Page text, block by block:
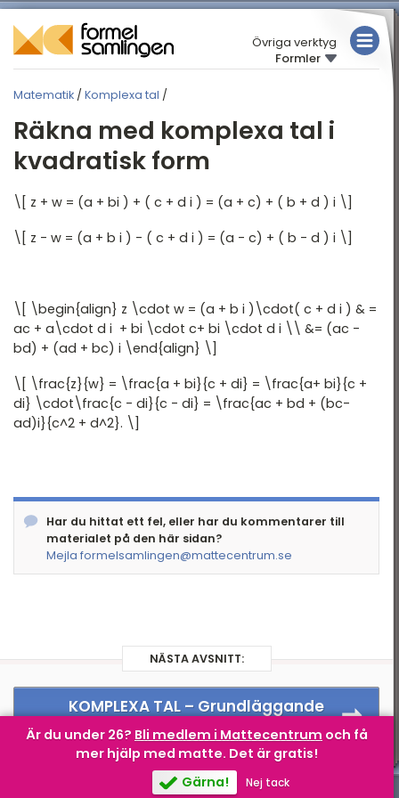
Övriga verktyg
Formler
Matematik / Komplexa tal /
Räkna med komplexa tal i
kvadratisk form
\[ z + w = (a + bi ) + ( c + d i ) = (a + c) + ( b + d ) i \]
\[ z - w = (a + b i ) - ( c + d i ) = (a - c) + ( b - d ) i \]
\[ \begin{align} z \cdot w = (a + b i )\cdot( c + d i ) & =
ac + a\cdot d i + bi \cdot c+ bi \cdot d i \\ &= (ac -
bd) + (ad + bc) i \end{align} \]
\[ \frac{z}{w} = \frac{a + bi}{c + di} = \frac{a+ bi}{c +
di} \cdot\frac{c - di}{c - di} = \frac{ac + bd + (bc-
ad)i}{c^2 + d^2}. \]
Har du hittat ett fel, eller har du kommentarer till
materialet på den här sidan?
Mejla formelsamlingen@mattecentrum.se
NÄSTA AVSNITT:
KOMPLEXA TAL – Grundläggande
algebra med komplexa tal
Är du under 26? Bli medlem i Mattecentrum och få
mer hjälp med matte. Det är gratis!
Gärna!
Nej tack
MATEMATIK
Översikt
Algebra
Aritmetik
Olikheter
Intervall och mängder
Funktionslära
avstånd
Andragradspolynom
Geometri I
Geometri II
Trigonometri
Infinitesimalkalkyl
KEMI
TABELLER